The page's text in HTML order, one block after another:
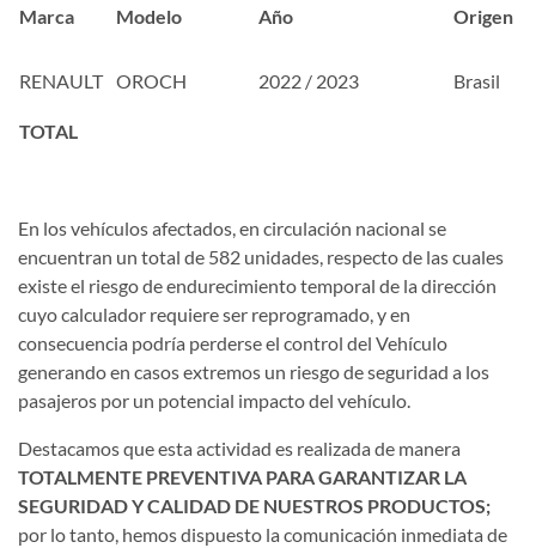
Marca Modelo Año Origen
RENAULT OROCH 2022 / 2023 Brasil
TOTAL
En los vehículos afectados, en circulación nacional se
encuentran un total de 582 unidades, respecto de las cuales
existe el riesgo de endurecimiento temporal de la dirección
cuyo calculador requiere ser reprogramado, y en
consecuencia podría perderse el control del Vehículo
generando en casos extremos un riesgo de seguridad a los
pasajeros por un potencial impacto del vehículo.
Destacamos que esta actividad es realizada de manera
TOTALMENTE PREVENTIVA PARA GARANTIZAR LA
SEGURIDAD Y CALIDAD DE NUESTROS PRODUCTOS;
por lo tanto, hemos dispuesto la comunicación inmediata de